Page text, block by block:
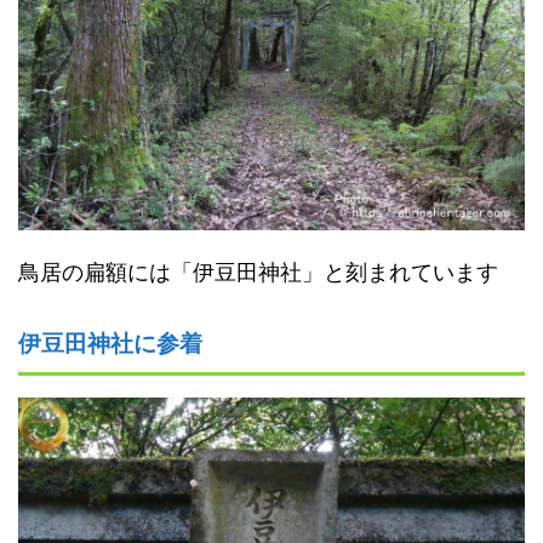
鳥居の扁額には「伊豆田神社」と刻まれています
伊豆田神社に参着